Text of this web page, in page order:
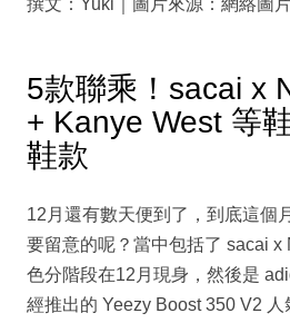
撰文：Yuki｜圖片來源：網絡圖
5款聯乘！sacai x
+ Kanye West 等
鞋款
12月還有數天便到了，到底這個
要留意的呢？當中包括了 sacai x
色分階段在12月現身，然後是
經推出的 Yeezy Boost 350 V2